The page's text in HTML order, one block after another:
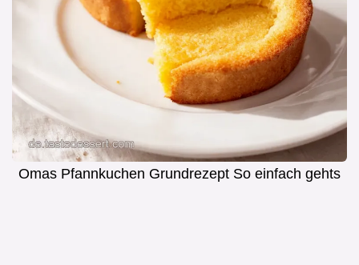
Omas Pfannkuchen Grundrezept So einfach gehts